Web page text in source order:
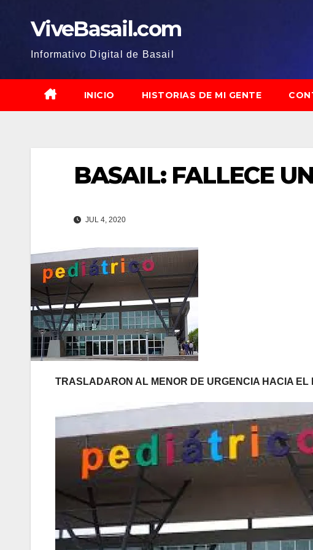
ViveBasail.com
Informativo Digital de Basail
INICIO HISTORIAS DE MI GENTE
BASAIL: FALLECE
JUL 4, 2020
TRASLADARON AL MENOR DE URGENCIA HACIA EL